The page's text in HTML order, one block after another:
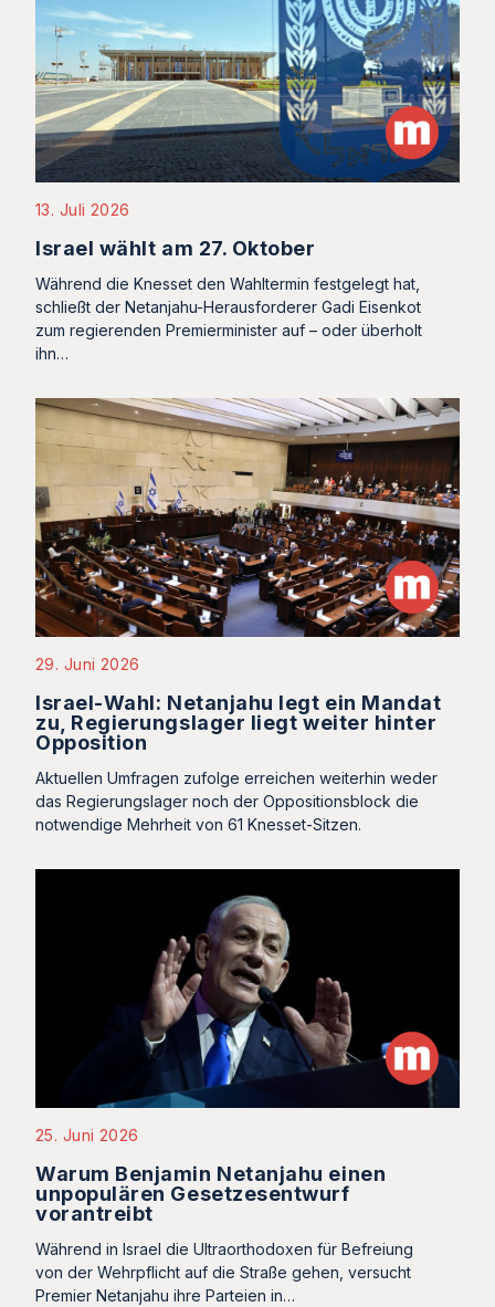
13. Juli 2026
Israel wählt am 27. Oktober
Während die Knesset den Wahltermin festgelegt hat,
schließt der Netanjahu-Herausforderer Gadi Eisenkot
zum regierenden Premierminister auf – oder überholt
ihn…
29. Juni 2026
Israel-Wahl: Netanjahu legt ein Mandat
zu, Regierungslager liegt weiter hinter
Opposition
Aktuellen Umfragen zufolge erreichen weiterhin weder
das Regierungslager noch der Oppositionsblock die
notwendige Mehrheit von 61 Knesset-Sitzen.
25. Juni 2026
Warum Benjamin Netanjahu einen
unpopulären Gesetzesentwurf
vorantreibt
Während in Israel die Ultraorthodoxen für Befreiung
von der Wehrpflicht auf die Straße gehen, versucht
Premier Netanjahu ihre Parteien in…